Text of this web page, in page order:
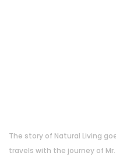
The story of Natural Living
travels with the journey of